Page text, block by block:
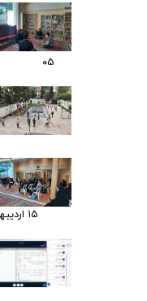
۰۵
۱۵ اردیبهشت ۰۵